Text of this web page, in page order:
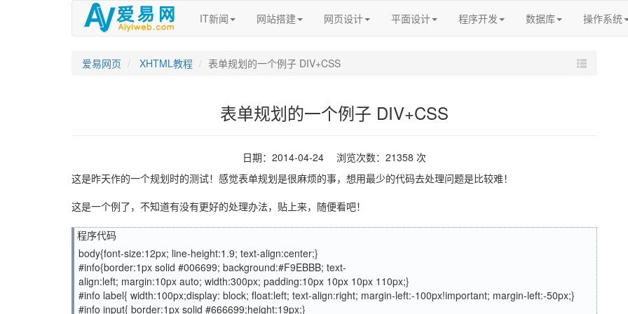
IT新闻 网站搭建 网页设计 平面设计 程序开发 数据库 操作系统
爱易网页 XHTML教程 表单规划的一个例子 DIV+CSS
表单规划的一个例子 DIV+CSS
日期：2014-04-24 浏览次数：21358 次
这是昨天作的一个规划时的测试！感觉表单规划是很麻烦的事，想用最少的代码去处理问题是比较难！
这是一个例了，不知道有没有更好的处理办法，贴上来，随便看吧！
程序代码
body{font-size:12px; line-height:1.9; text-align:center;}
#info{border:1px solid #006699; background:#F9EBBB; text-
align:left; margin:10px auto; width:300px; padding:10px 10px 10px 110px;}
#info label{ width:100px;display: block; float:left; text-align:right; margin-left:-100px!important; margin-left:-50px;}
#info input{ border:1px solid #666699;height:19px;}